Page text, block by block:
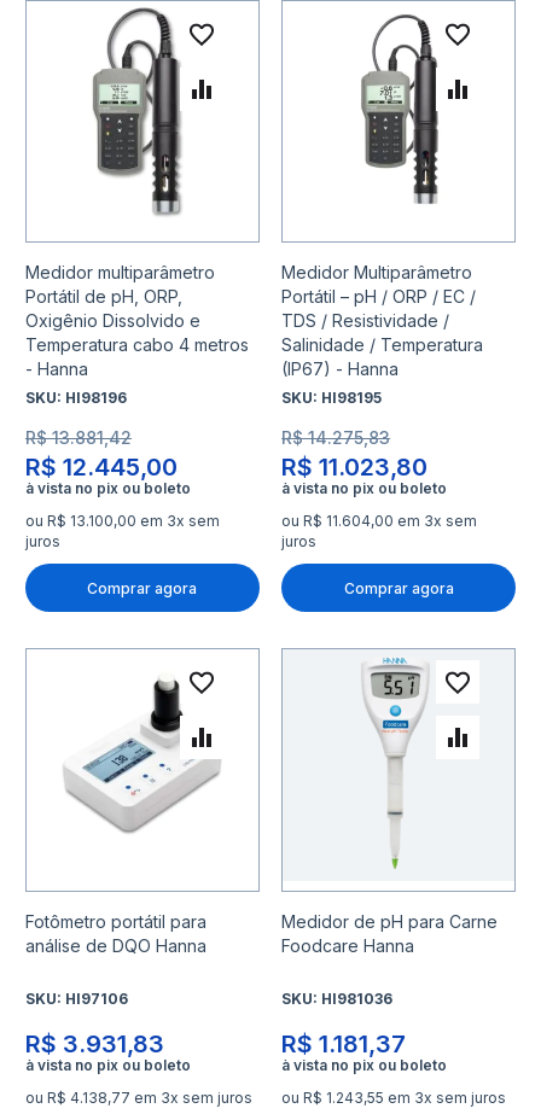
Medidor multiparâmetro
Portátil de pH, ORP,
Oxigênio Dissolvido e
Temperatura cabo 4 metros
- Hanna
SKU: HI98196
R$ 12.445,00
R$ 13.881,42
ou R$ 13.100,00 em 3x sem
juros
Comprar agora
Adicionar à lista de
Adicionar para Comparar
Medidor Multiparâmetro
Portátil – pH / ORP / EC /
TDS / Resistividade /
Salinidade / Temperatura
(IP67) - Hanna
SKU: HI98195
R$ 11.023,80
R$ 14.275,83
ou R$ 11.604,00 em 3x sem
juros
Comprar agora
Fotômetro portátil para
análise de DQO Hanna
SKU: HI97106
R$ 3.931,83
ou R$ 4.138,77 em 3x sem juros
Adicionar à lista de
Adicionar para Comparar
Medidor de pH para Carne
Foodcare Hanna
SKU: HI981036
R$ 1.181,37
ou R$ 1.243,55 em 3x sem juros